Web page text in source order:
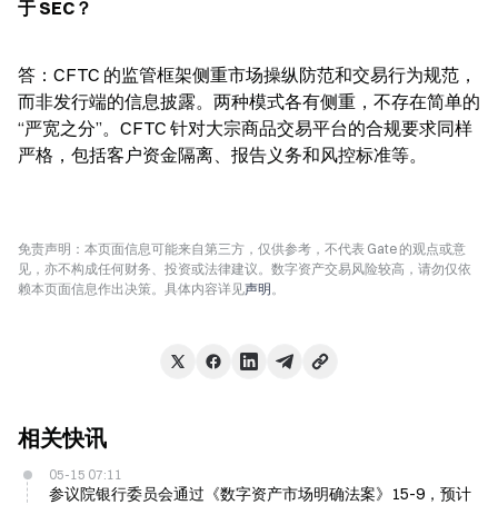
于 SEC？
答：CFTC 的监管框架侧重市场操纵防范和交易行为规范，
而非发行端的信息披露。两种模式各有侧重，不存在简单的
“严宽之分”。CFTC 针对大宗商品交易平台的合规要求同样
严格，包括客户资金隔离、报告义务和风控标准等。
免责声明：本页面信息可能来自第三方，仅供参考，不代表 Gate 的观点或意
见，亦不构成任何财务、投资或法律建议。数字资产交易风险较高，请勿仅依
赖本页面信息作出决策。具体内容详见声明 。
相关快讯
05-15 07:11
参议院银行委员会通过《数字资产市场明确法案》15-9，预计